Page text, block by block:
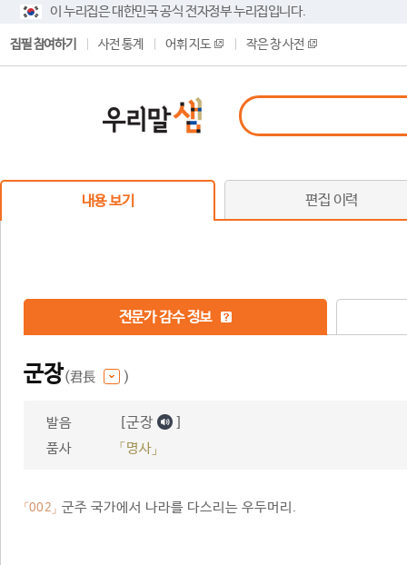
이 누리집은 대한민국 공식 전자정부 누리집입니다.
집필 참여하기 사전 통계 어휘 지도 작은 창 사전
내용 보기 편집 이력
전문가 감수 정보
군장(君長 )
발음 [군장 ]
품사 「명사」
「002」 군주 국가에서 나라를 다스리는 우두머리.